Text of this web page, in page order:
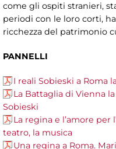
come gli ospiti stranieri,
periodi con le loro corti,
ricchezza del patrimonio
PANNELLI
I reali Sobieski a Roma
La Battaglia di Vienna
Sobieski
La regina e l’amore per
teatro, la musica
Una regina a Roma.